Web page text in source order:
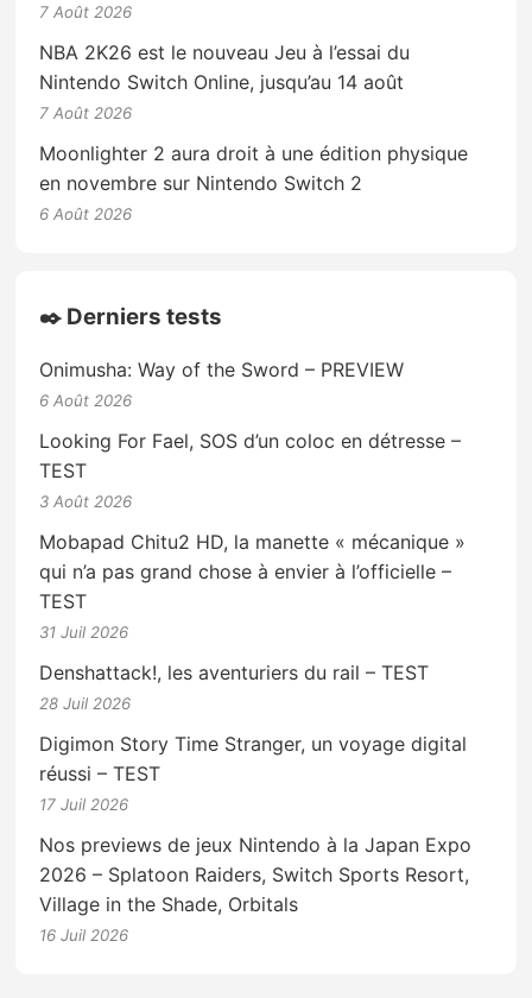
7 Août 2026
NBA 2K26 est le nouveau Jeu à l’essai du
Nintendo Switch Online, jusqu’au 14 août
7 Août 2026
Moonlighter 2 aura droit à une édition physique
en novembre sur Nintendo Switch 2
6 Août 2026
✒️ Derniers tests
Onimusha: Way of the Sword – PREVIEW
6 Août 2026
Looking For Fael, SOS d’un coloc en détresse –
TEST
3 Août 2026
Mobapad Chitu2 HD, la manette « mécanique »
qui n’a pas grand chose à envier à l’officielle –
TEST
31 Juil 2026
Denshattack!, les aventuriers du rail – TEST
28 Juil 2026
Digimon Story Time Stranger, un voyage digital
réussi – TEST
17 Juil 2026
Nos previews de jeux Nintendo à la Japan Expo
2026 – Splatoon Raiders, Switch Sports Resort,
Village in the Shade, Orbitals
16 Juil 2026